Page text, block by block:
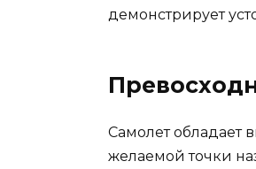
демонстрирует
Самолет обладает
желаемой точки